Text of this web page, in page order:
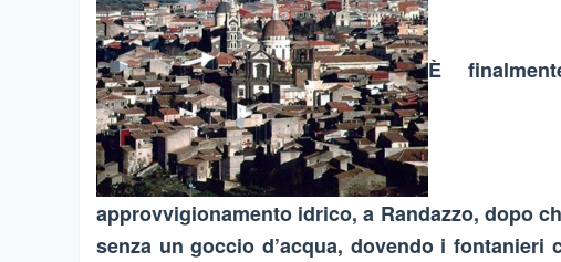
È
approvvigionamento idrico, a Randazzo, dopo
senza un goccio d’acqua, dovendo i fontanieri